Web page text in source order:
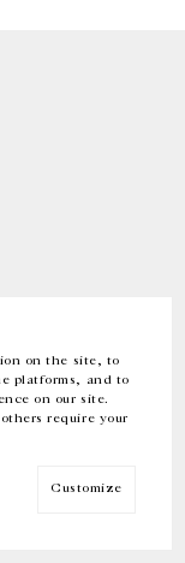
on the site, to
platforms, and to
on our site.
require your
Customize